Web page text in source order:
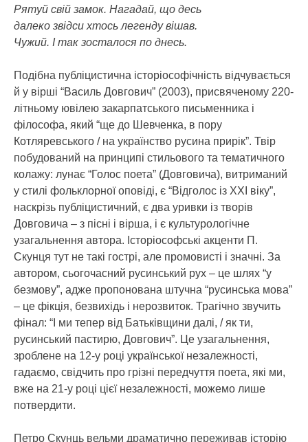
Рятуй свій замок. Нагадай, що десь
далеко звідси хтось легенду вішав.
Чужий. І так зосталося по днесь.
Подібна публіцистична історіософічність відчувається
й у вірші “Василь Довгович” (2003), присвяченому 220-
літньому ювілею закарпатського письменника і
філософа, який “ще до Шевченка, в пору
Котляревського / на українство русина прирік”. Твір
побудований на принципі стильового та тематичного
колажу: лунає “Голос поета” (Довговича), витриманий
у стилі фольклорної оповіді, є “Відголос із ХХІ віку”,
наскрізь публіцистичний, є два уривки із творів
Довговича – з пісні і вірша, і є культурологічне
узагальнення автора. Історіософські акценти П.
Скунця тут не такі гострі, але промовисті і значні. За
автором, сьогочасний русинський рух – це шлях “у
безмову”, адже пропонована штучна “русинська мова”
– це фікція, безвихідь і нерозвиток. Трагічно звучить
фінал: “І ми тепер від Батьківщини далі, / як ти,
русинський пастирю, Довгович”. Це узагальнення,
зроблене на 12-у році української незалежності,
гадаємо, свідчить про грізні передчуття поета, які ми,
вже на 21-у році цієї незалежності, можемо лише
потвердити.
Петро Скунць вельми драматично переживав історію